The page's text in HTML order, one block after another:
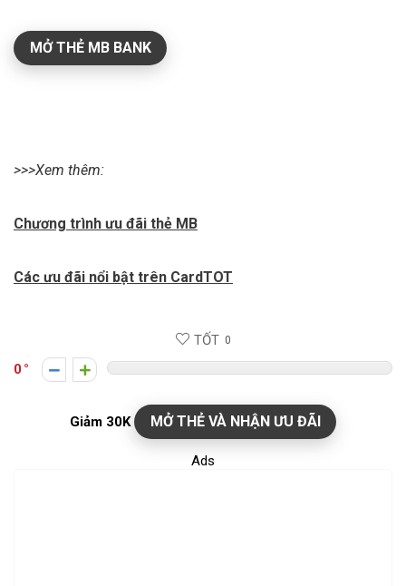
MỞ THẺ MB BANK
>>>Xem thêm:
Chương trình ưu đãi thẻ MB
Các ưu đãi nổi bật trên CardTOT
TỐT 0
0
Giảm 30K MỞ THẺ VÀ NHẬN ƯU ĐÃI
Ads